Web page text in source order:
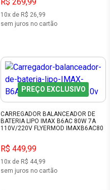
10x de R$ 26,99
sem juros no cartão
PREÇO EXCLUSIVO
CARREGADOR BALANCEADOR DE
BATERIA LIPO IMAX B6AC 80W 7A
110V/220V FLYERMOD IMAXB6AC80
R$ 449,99
10x de R$ 44,99
sem juros no cartão